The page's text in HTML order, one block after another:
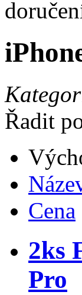
Řadit
Cena
2ks
Pro